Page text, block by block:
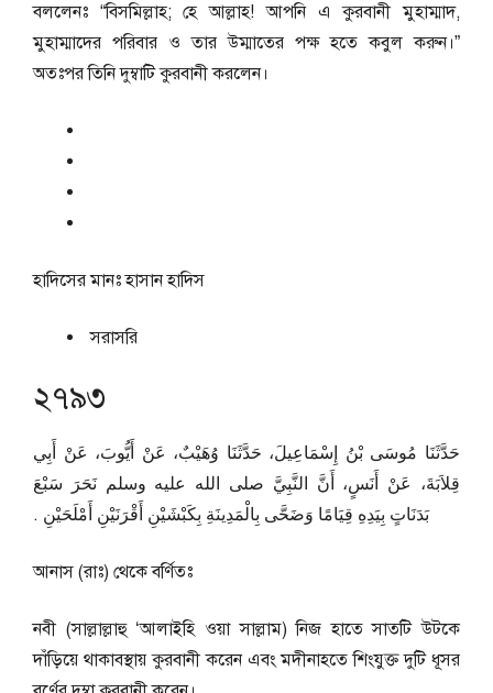
বললেনঃ “বিসমিল্লাহ; হে আল্লাহ! আপনি এ কুরবানী মুহাম্মাদ,
মুহাম্মাদের পরিবার ও তার উম্মাতের পক্ষ হতে কবুল করুন।”
অতঃপর তিনি দুম্বাটি কুরবানী করলেন।
হাদিসের মানঃহাসান হাদিস
সরাসরি
২৭৯৩
حَدَّثَنَا مُوسَى بْنُ إِسْمَاعِيلَ، حَدَّثَنَا وُهَيْبٌ، عَنْ أَيُّوبَ، عَنْ أَبِي
قِلاَبَةَ، عَنْ أَنَسٍ، أَنَّ النَّبِيَّ صلى الله عليه وسلم نَحَرَ سَبْعَ
بَدَنَاتٍ بِيَدِهِ قِيَامًا وَضَحَّى بِالْمَدِينَةِ بِكَبْشَيْنِ أَقْرَنَيْنِ أَمْلَحَيْنِ ‏.‏
আনাস (রাঃ) থেকে বর্ণিতঃ
নবী (সাল্লাল্লাহু ‘আলাইহি ওয়া সাল্লাম) নিজ হাতে সাতটি উটকে
দাঁড়িয়ে থাকাবস্থায় কুরবানী করেন এবং মদীনাহতে শিংযুক্ত দুটি ধূসর